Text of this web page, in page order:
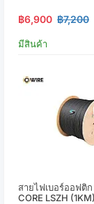
฿6,900 ฿7,200
มีสินค้า
สายไฟเบอร์ออฟติก
CORE LSZH (1KM)